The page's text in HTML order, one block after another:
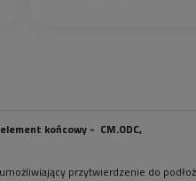
element końcowy - CM.ODC,
przytwierdzenie do